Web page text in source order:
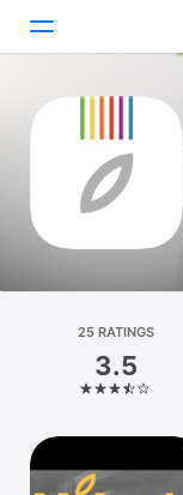
Games
Apps
Platform
iPhone
iPad
Mac
25 RATINGS
3.5